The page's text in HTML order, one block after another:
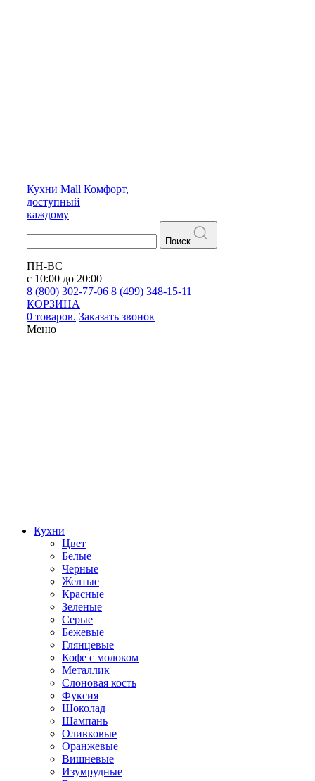
Кухни Mall Комфорт,
доступный
каждому
Поиск
ПН-ВС
с 10:00 до 20:00
8 (800) 302-77-06 8 (499) 348-15-11
КОРЗИНА
0 товаров. Заказать звонок
Меню
Кухни
Цвет
Белые
Черные
Желтые
Красные
Зеленые
Серые
Бежевые
Глянцевые
Кофе с молоком
Металлик
Слоновая кость
Фуксия
Шоколад
Шампань
Оливковые
Оранжевые
Вишневые
Изумрудные